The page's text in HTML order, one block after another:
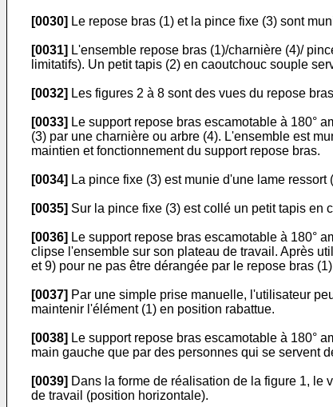
[0030] Le repose bras (1) et la pince fixe (3) sont
[0031] L'ensemble repose bras (1)/charnière (4)/
limitatifs). Un petit tapis (2) en caoutchouc souple
[0032] Les figures 2 à 8 sont des vues du repose
[0033] Le support repose bras escamotable à 180°
(3) par une charnière ou arbre (4). L'ensemble est
maintien et fonctionnement du support repose bras.
[0034] La pince fixe (3) est munie d'une lame
[0035] Sur la pince fixe (3) est collé un petit tapis en
[0036] Le support repose bras escamotable à 180°
clipse l'ensemble sur son plateau de travail. Après
et 9) pour ne pas être dérangée par le repose bras
[0037] Par une simple prise manuelle, l'utilisateur
maintenir l'élément (1) en position rabattue.
[0038] Le support repose bras escamotable à 180°
main gauche que par des personnes qui se servent
[0039] Dans la forme de réalisation de la figure 1, le
de travail (position horizontale).